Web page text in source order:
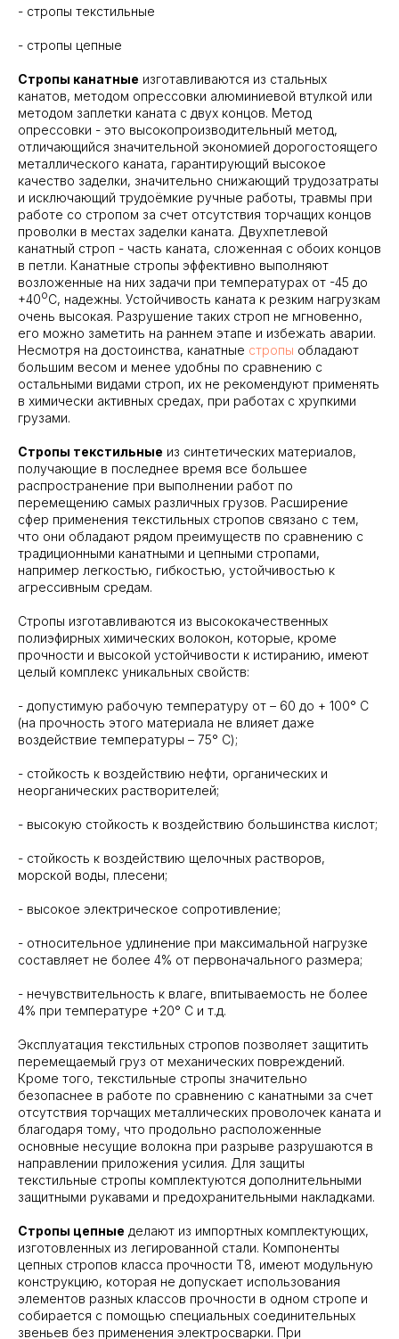
- стропы текстильные
- стропы цепные
Стропы канатные изготавливаются из стальных
канатов, методом опрессовки алюминиевой втулкой или
методом заплетки каната с двух концов. Метод
опрессовки - это высокопроизводительный метод,
отличающийся значительной экономией дорогостоящего
металлического каната, гарантирующий высокое
качество заделки, значительно снижающий трудозатраты
и исключающий трудоёмкие ручные работы, травмы при
работе со стропом за счет отсутствия торчащих концов
проволки в местах заделки каната. Двухпетлевой
канатный строп - часть каната, сложенная с обоих концов
в петли. Канатные стропы эффективно выполняют
возложенные на них задачи при температурах от -45 до
+40оС, надежны. Устойчивость каната к резким нагрузкам
очень высокая. Разрушение таких строп не мгновенно,
его можно заметить на раннем этапе и избежать аварии.
Несмотря на достоинства, канатные стропы обладают
большим весом и менее удобны по сравнению с
остальными видами строп, их не рекомендуют применять
в химически активных средах, при работах с хрупкими
грузами.
Стропы текстильные из синтетических материалов,
получающие в последнее время все большее
распространение при выполнении работ по
перемещению самых различных грузов. Расширение
сфер применения текстильных стропов связано с тем,
что они обладают рядом преимуществ по сравнению с
традиционными канатными и цепными стропами,
например легкостью, гибкостью, устойчивостью к
агрессивным средам.
Стропы изготавливаются из высококачественных
полиэфирных химических волокон, которые, кроме
прочности и высокой устойчивости к истиранию, имеют
целый комплекс уникальных свойств:
- допустимую рабочую температуру от – 60 до + 100° С
(на прочность этого материала не влияет даже
воздействие температуры – 75° С);
- стойкость к воздействию нефти, органических и
неорганических растворителей;
- высокую стойкость к воздействию большинства кислот;
- стойкость к воздействию щелочных растворов,
морской воды, плесени;
- высокое электрическое сопротивление;
- относительное удлинение при максимальной нагрузке
составляет не более 4% от первоначального размера;
- нечувствительность к влаге, впитываемость не более
4% при температуре +20° С и т.д.
Эксплуатация текстильных стропов позволяет защитить
перемещаемый груз от механических повреждений.
Кроме того, текстильные стропы значительно
безопаснее в работе по сравнению с канатными за счет
отсутствия торчащих металлических проволочек каната и
благодаря тому, что продольно расположенные
основные несущие волокна при разрыве разрушаются в
направлении приложения усилия. Для защиты
текстильные стропы комплектуются дополнительными
защитными рукавами и предохранительными накладками.
Стропы цепные делают из импортных комплектующих,
изготовленных из легированной стали. Компоненты
цепных стропов класса прочности Т8, имеют модульную
конструкцию, которая не допускает использования
элементов разных классов прочности в одном стропе и
собирается с помощью специальных соединительных
звеньев без применения электросварки. При